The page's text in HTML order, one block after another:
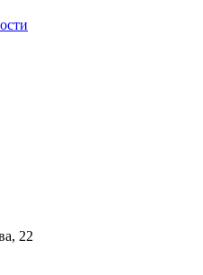
22